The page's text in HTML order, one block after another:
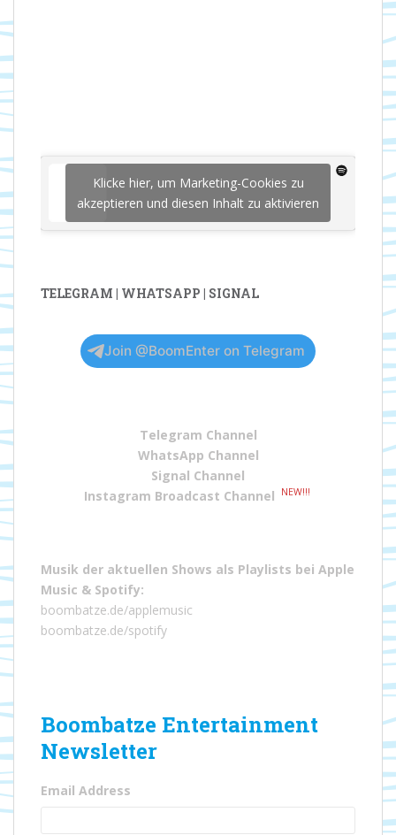
Klicke hier, um Marketing-Cookies zu
akzeptieren und diesen Inhalt zu aktivieren
TELEGRAM | WHATSAPP | SIGNAL
Join @BoomEnter on Telegram
Telegram Channel
WhatsApp Channel
Signal Channel
Instagram Broadcast Channel
NEW!!!
Musik der aktuellen Shows als Playlists bei Apple
Music & Spotify:
boombatze.de/applemusic
boombatze.de/spotify
Boombatze Entertainment
Newsletter
Email Address